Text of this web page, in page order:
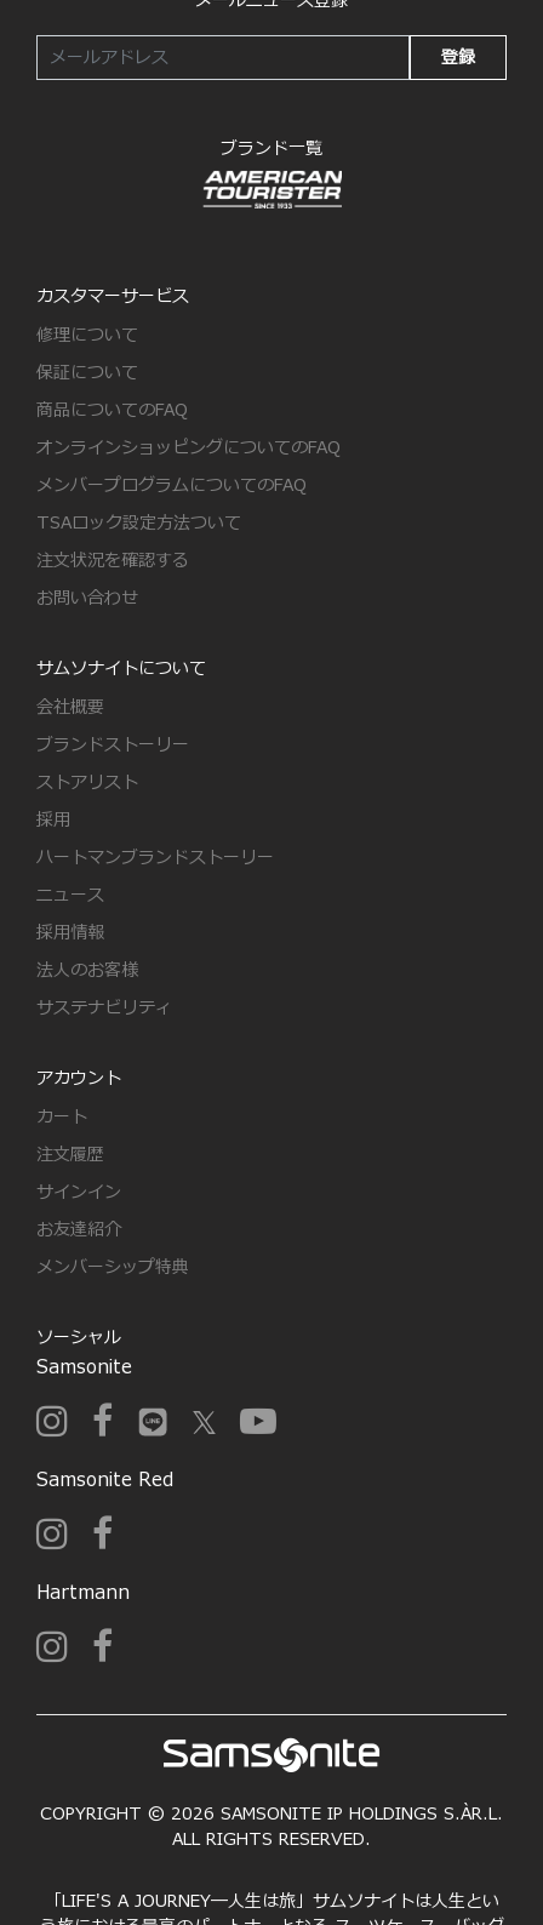
登録
ブランド一覧
カスタマーサービス
修理について
保証について
商品についてのFAQ
オンラインショッピングについてのFAQ
メンバープログラムについてのFAQ
TSAロック設定方法ついて
注文状況を確認する
お問い合わせ
サムソナイトについて
会社概要
ブランドストーリー
ストアリスト
採用
ハートマンブランドストーリー
ニュース
採用情報
法人のお客様
サステナビリティ
アカウント
カート
注文履歴
サインイン
お友達紹介
メンバーシップ特典
ソーシャル
Samsonite
Samsonite Red
Hartmann
COPYRIGHT © 2026 SAMSONITE IP HOLDINGS S.ÀR.L.
ALL RIGHTS RESERVED.
「LIFE'S A JOURNEY―人生は旅」サムソナイトは人生とい